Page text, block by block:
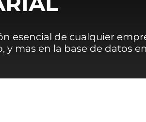
esencial de cualquier
y mas en la base de datos